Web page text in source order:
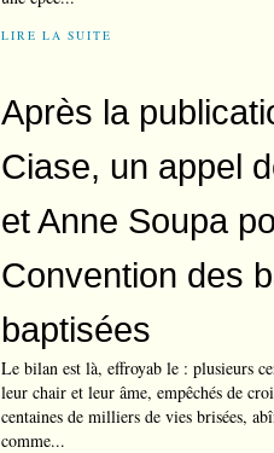
LIRE LA SUITE
Après la
Ciase, un appel
et Anne Soupa
Convention des
baptisées
Le bilan est là, effroyab le : plusieurs
leur chair et leur âme, empêchés de
centaines de milliers de vies brisées,
comme...